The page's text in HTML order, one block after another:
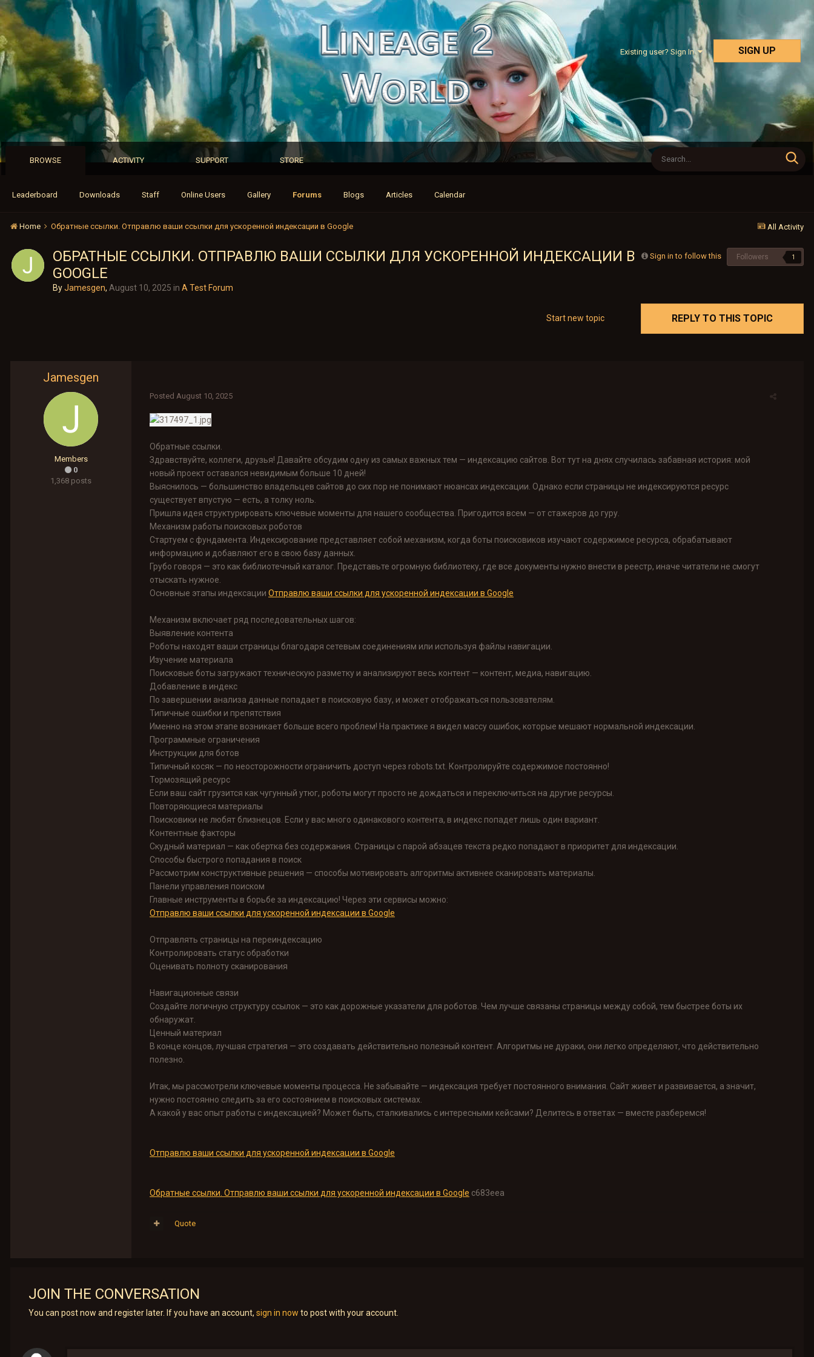
Existing user? Sign In SIGN UP
BROWSE
Leaderboard Downloads Staff Online Users Gallery Forums Blogs Articles Calendar
ACTIVITY SUPPORT STORE
All Activity
Home Обратные ссылки. Отправлю ваши ссылки для ускоренной индексации в Google
Sign in to follow this Followers 1
ОБРАТНЫЕ ССЫЛКИ. ОТПРАВЛЮ ВАШИ ССЫЛКИ ДЛЯ УСКОРЕННОЙ ИНДЕКСАЦИИ В
GOOGLE
ByJamesgen, August 10, 2025 in A Test Forum
REPLY TO THIS TOPIC
Start new topic
Jamesgen
Members
0
1,368 posts
Posted August 10, 2025
Обратные ссылки.
Здравствуйте, коллеги, друзья! Давайте обсудим одну из самых важных тем — индексацию сайтов. Вот тут на днях случилась забавная история: мой
новый проект оставался невидимым больше 10 дней!
Выяснилось — большинство владельцев сайтов до сих пор не понимают нюансах индексации. Однако если страницы не индексируются ресурс
существует впустую — есть, а толку ноль.
Пришла идея структурировать ключевые моменты для нашего сообщества. Пригодится всем — от стажеров до гуру.
Механизм работы поисковых роботов
Стартуем с фундамента. Индексирование представляет собой механизм, когда боты поисковиков изучают содержимое ресурса, обрабатывают
информацию и добавляют его в свою базу данных.
Грубо говоря — это как библиотечный каталог. Представьте огромную библиотеку, где все документы нужно внести в реестр, иначе читатели не смогут
отыскать нужное.
Основные этапы индексации Отправлю ваши ссылки для ускоренной индексации в Google
Механизм включает ряд последовательных шагов:
Выявление контента
Роботы находят ваши страницы благодаря сетевым соединениям или используя файлы навигации.
Изучение материала
Поисковые боты загружают техническую разметку и анализируют весь контент — контент, медиа, навигацию.
Добавление в индекс
По завершении анализа данные попадает в поисковую базу, и может отображаться пользователям.
Типичные ошибки и препятствия
Именно на этом этапе возникает больше всего проблем! На практике я видел массу ошибок, которые мешают нормальной индексации.
Программные ограничения
Инструкции для ботов
Типичный косяк — по неосторожности ограничить доступ через robots.txt. Контролируйте содержимое постоянно!
Тормозящий ресурс
Если ваш сайт грузится как чугунный утюг, роботы могут просто не дождаться и переключиться на другие ресурсы.
Повторяющиеся материалы
Поисковики не любят близнецов. Если у вас много одинакового контента, в индекс попадет лишь один вариант.
Контентные факторы
Скудный материал — как обертка без содержания. Страницы с парой абзацев текста редко попадают в приоритет для индексации.
Способы быстрого попадания в поиск
Рассмотрим конструктивные решения — способы мотивировать алгоритмы активнее сканировать материалы.
Панели управления поиском
Главные инструменты в борьбе за индексацию! Через эти сервисы можно:
Отправлю ваши ссылки для ускоренной индексации в Google
Отправлять страницы на переиндексацию
Контролировать статус обработки
Оценивать полноту сканирования
Навигационные связи
Создайте логичную структуру ссылок — это как дорожные указатели для роботов. Чем лучше связаны страницы между собой, тем быстрее боты их
обнаружат.
Ценный материал
В конце концов, лучшая стратегия — это создавать действительно полезный контент. Алгоритмы не дураки, они легко определяют, что действительно
полезно.
Итак, мы рассмотрели ключевые моменты процесса. Не забывайте — индексация требует постоянного внимания. Сайт живет и развивается, а значит,
нужно постоянно следить за его состоянием в поисковых системах.
А какой у вас опыт работы с индексацией? Может быть, сталкивались с интересными кейсами? Делитесь в ответах — вместе разберемся!
Отправлю ваши ссылки для ускоренной индексации в Google
Обратные ссылки. Отправлю ваши ссылки для ускоренной индексации в Google c683eea
Quote
JOIN THE CONVERSATION
You can post now and register later. If you have an account, sign in now to post with your account.